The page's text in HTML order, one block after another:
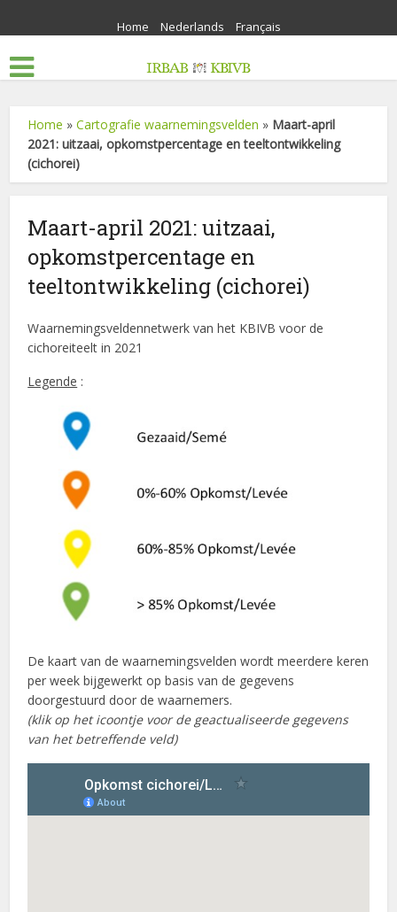
Home Nederlands Français
Home »Cartografie waarnemingsvelden » Maart-april
2021: uitzaai, opkomstpercentage en teeltontwikkeling
(cichorei)
Maart-april 2021: uitzaai,
opkomstpercentage en
teeltontwikkeling (cichorei)
Waarnemingsveldennetwerk van het KBIVB voor de
cichoreiteelt in 2021
Legende :
De kaart van de waarnemingsvelden wordt meerdere keren
per week bijgewerkt op basis van de gegevens
doorgestuurd door de waarnemers.
(klik op het icoontje voor de geactualiseerde gegevens
van het betreffende veld)